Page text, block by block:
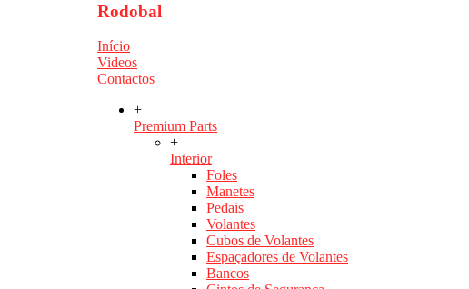
Rodobal
Início
Videos
Contactos
+
Premium Parts
+
Interior
Foles
Manetes
Pedais
Volantes
Cubos de Volantes
Espaçadores de Volantes
Bancos